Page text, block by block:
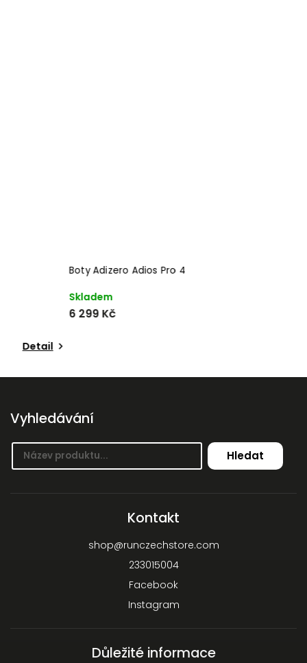
Boty Adizero Adios Pro 4
Vyhledávání
Hledat
Kontakt
shop@runczechstore.com
233015004
Facebook
Instagram
Důležité informace